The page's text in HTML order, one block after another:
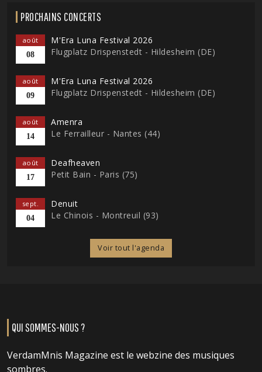
PROCHAINS CONCERTS
août
08
M'Era Luna Festival 2026
Flugplatz Drispenstedt - Hildesheim (DE)
août
09
M'Era Luna Festival 2026
Flugplatz Drispenstedt - Hildesheim (DE)
août
14
Amenra
Le Ferrailleur - Nantes (44)
août
17
Deafheaven
Petit Bain - Paris (75)
sept.
04
Denuit
Le Chinois - Montreuil (93)
Voir tout l'agenda
QUI SOMMES-NOUS ?
VerdamMnis Magazine est le webzine des musiques
sombres.